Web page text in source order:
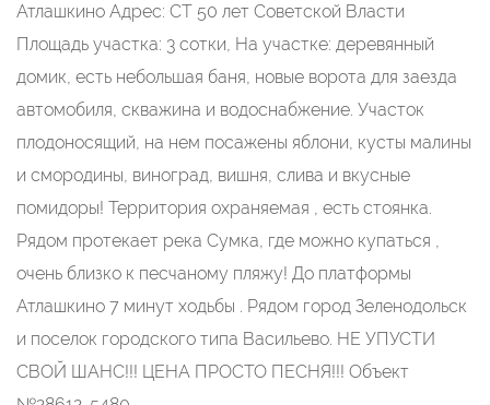
Атлашкино Адрес: СТ 50 лет Советской Власти
Площадь участка: 3 сотки, На участке: деревянный
домик, есть небольшая баня, новые ворота для заезда
автомобиля, скважина и водоснабжение. Участок
плодоносящий, на нем посажены яблони, кусты малины
и смородины, виноград, вишня, слива и вкусные
помидоры! Территория охраняемая , есть стоянка.
Рядом протекает река Сумка, где можно купаться ,
очень близко к песчаному пляжу! До платформы
Атлашкино 7 минут ходьбы . Рядом город Зеленодольск
и поселок городского типа Васильево. НЕ УПУСТИ
СВОЙ ШАНС!!! ЦЕНА ПРОСТО ПЕСНЯ!!! Объект